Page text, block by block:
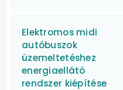
Elektromos midi
autóbuszok
üzemeltetéshez
energiaellátó
rendszer kiépítése